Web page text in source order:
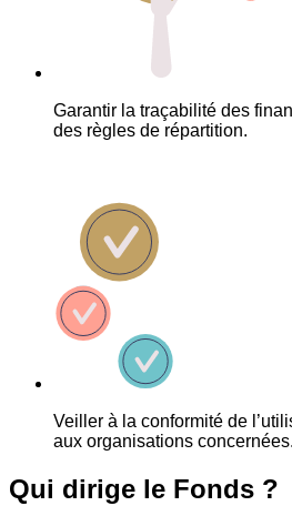
Garantir la traçabilité des
des règles de répartition.
Veiller à la conformité de
aux organisations concernées.
Qui dirige le Fonds ?